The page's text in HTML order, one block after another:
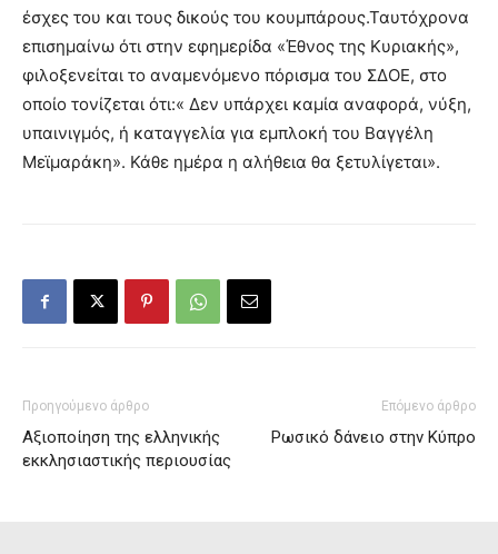
έσχες του και τους δικούς του κουμπάρους.Ταυτόχρονα
επισημαίνω ότι στην εφημερίδα «Έθνος της Κυριακής»,
φιλοξενείται το αναμενόμενο πόρισμα του ΣΔΟΕ, στο
οποίο τονίζεται ότι:« Δεν υπάρχει καμία αναφορά, νύξη,
υπαινιγμός, ή καταγγελία για εμπλοκή του Βαγγέλη
Μεϊμαράκη». Κάθε ημέρα η αλήθεια θα ξετυλίγεται».
Προηγούμενο άρθρο
Αξιοποίηση της ελληνικής
εκκλησιαστικής περιουσίας
Επόμενο άρθρο
Ρωσικό δάνειο στην Κύπρο